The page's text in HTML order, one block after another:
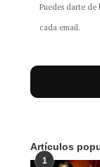
Puedes darte
cada email.
Artículos
1